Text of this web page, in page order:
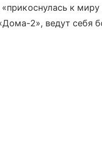
к
2», ведут себя